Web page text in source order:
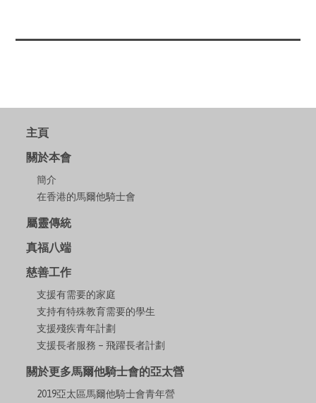
主頁
關於本會
簡介
在香港的馬爾他騎士會
屬靈傳統
真福八端
慈善工作
支援有需要的家庭
支持有特殊教育需要的學生
支援殘疾青年計劃
支援長者服務 – 飛躍長者計劃
關於更多馬爾他騎士會的亞太營
2019亞太區馬爾他騎士會青年營